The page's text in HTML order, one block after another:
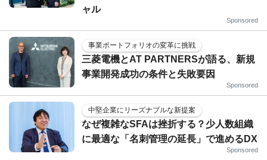
ャル
Sponsored
事業ポートフォリオの変革に挑戦
三菱電機とAT PARTNERSが語る、新規
事業開発成功の条件と失敗要因
Sponsored
中堅企業にリーズナブルな新提案
なぜ複雑なSFAは挫折する？少人数組織
に最適な「名刺管理の延長」で進めるDX
Sponsored